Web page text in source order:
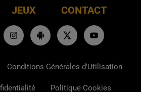
JEUX CONTACT
Conditions Générales d'Utilisation
Politique Cookies